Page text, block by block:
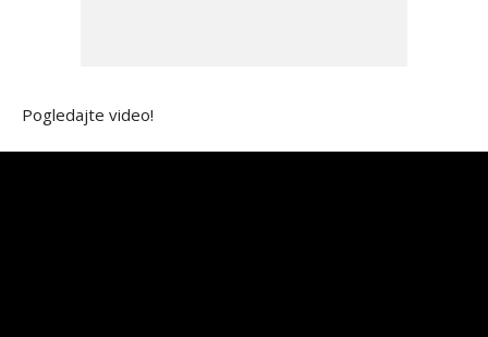
Pogledajte video!